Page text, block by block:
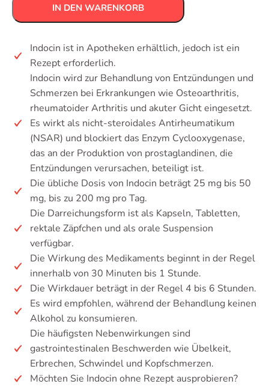
IN DEN WARENKORB
Indocin ist in Apotheken erhältlich, jedoch ist ein
Rezept erforderlich.
Indocin wird zur Behandlung von Entzündungen und
Schmerzen bei Erkrankungen wie Osteoarthritis,
rheumatoider Arthritis und akuter Gicht eingesetzt.
Es wirkt als nicht-steroidales Antirheumatikum
(NSAR) und blockiert das Enzym Cyclooxygenase,
das an der Produktion von prostaglandinen, die
Entzündungen verursachen, beteiligt ist.
Die übliche Dosis von Indocin beträgt 25 mg bis 50
mg, bis zu 200 mg pro Tag.
Die Darreichungsform ist als Kapseln, Tabletten,
rektale Zäpfchen und als orale Suspension
verfügbar.
Die Wirkung des Medikaments beginnt in der Regel
innerhalb von 30 Minuten bis 1 Stunde.
Die Wirkdauer beträgt in der Regel 4 bis 6 Stunden.
Es wird empfohlen, während der Behandlung keinen
Alkohol zu konsumieren.
Die häufigsten Nebenwirkungen sind
gastrointestinalen Beschwerden wie Übelkeit,
Erbrechen, Schwindel und Kopfschmerzen.
Möchten Sie Indocin ohne Rezept ausprobieren?